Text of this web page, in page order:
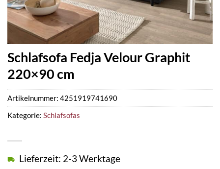
Schlafsofa Fedja Velour Graphit
220×90 cm
Lieferzeit: 2-3 Werktage
Artikelnummer: 4251919741690
Kategorie: Schlafsofas